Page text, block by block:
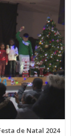
de Natal 2024